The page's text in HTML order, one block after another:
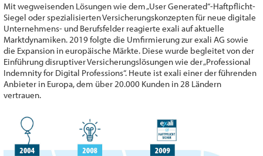
Mit wegweisenden Lösungen wie dem „User Generated“-Haftpflicht-
Siegel oder spezialisierten Versicherungskonzepten für neue digitale
Unternehmens- und Berufsfelder reagierte exali auf aktuelle
Marktdynamiken. 2019 folgte die Umfirmierung zur exali AG sowie
die Expansion in europäische Märkte. Diese wurde begleitet von der
Einführung disruptiver Versicherungslösungen wie der „Professional
Indemnity for Digital Professions“. Heute ist exali einer der führenden
Anbieter in Europa, dem über 20.000 Kunden in 28 Ländern
vertrauen.